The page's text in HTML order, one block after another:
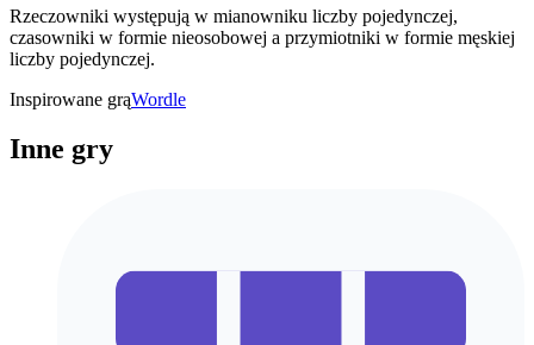
Rzeczowniki występują w mianowniku liczby pojedynczej,
czasowniki w formie nieosobowej a przymiotniki w formie męskiej
liczby pojedynczej.
Inspirowane grąWordle
Inne gry